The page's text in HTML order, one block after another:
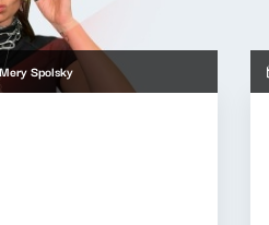
Mery Spolsky